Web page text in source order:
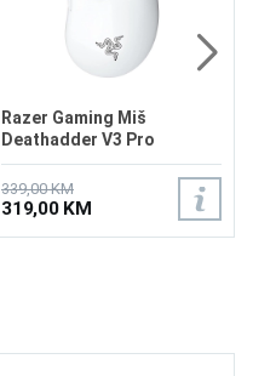
Razer Gaming Miš
Deathadder V3 Pro
Wireless White
339,00 KM
319,00 KM